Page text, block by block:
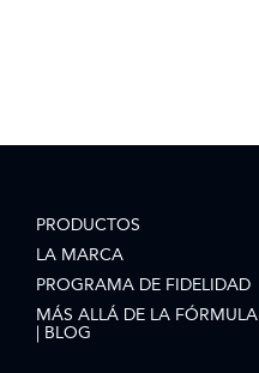
PRODUCTOS
LA MARCA
PROGRAMA DE FIDELIDAD
MÁS ALLÁ DE LA FÓRMULA
| BLOG